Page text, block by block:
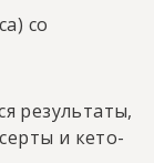
со
результаты,
и кето-